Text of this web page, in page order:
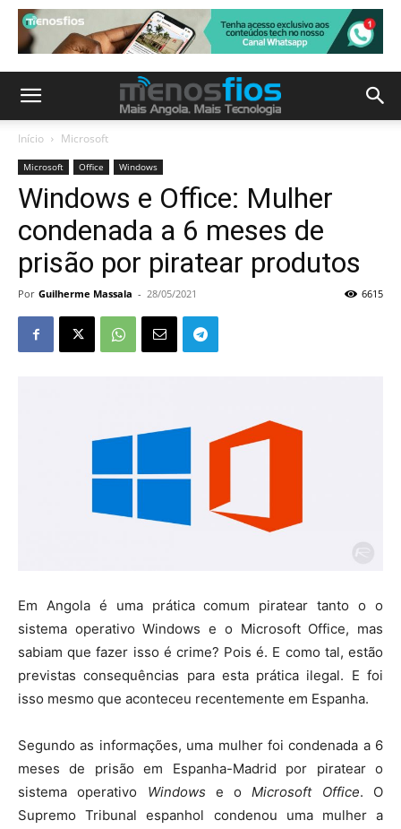
Início Microsoft
Microsoft Office Windows
Windows e Office: Mulher
condenada a 6 meses de
prisão por piratear produtos
Por Guilherme Massala - 28/05/2021 6615
Em Angola é uma prática comum piratear tanto o o
sistema operativo Windows e o Microsoft Office, mas
sabiam que fazer isso é crime? Pois é. E como tal, estão
previstas consequências para esta prática ilegal. E foi
isso mesmo que aconteceu recentemente em Espanha.
Segundo as informações, uma mulher foi condenada a 6
meses de prisão em Espanha-Madrid por piratear o
sistema operativo Windows e oMicrosoft Office. O
Supremo Tribunal espanhol condenou uma mulher a